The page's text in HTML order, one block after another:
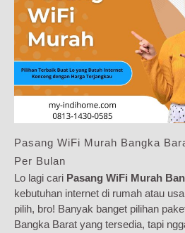
Pasang WiFi Murah Bangka
Per Bulan
Lo lagi cari Pasang WiFi Murah
kebutuhan internet di rumah atau
pilih, bro! Banyak banget pilihan
Bangka Barat yang tersedia, tapi